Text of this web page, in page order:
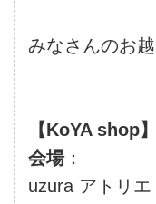
みなさんのお
【KoYA shop】
会場：
uzura アトリエ